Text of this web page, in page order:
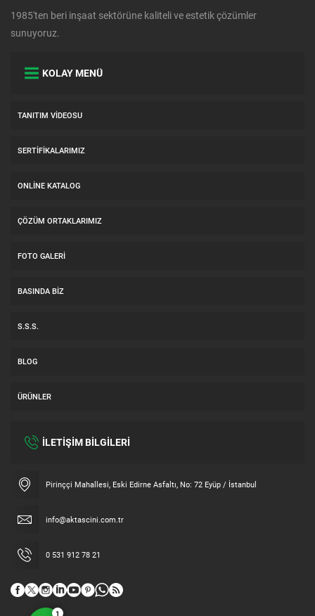
1985'ten beri inşaat sektörüne kaliteli ve estetik çözümler
sunuyoruz.
KOLAY MENÜ
TANITIM VIDEOSU
SERTIFIKALARIMIZ
ONLINE KATALOG
ÇÖZÜM ORTAKLARIMIZ
FOTO GALERI
BASINDA BIZ
S.S.S.
BLOG
ÜRÜNLER
İLETİŞİM BİLGİLERİ
Pirinççi Mahallesi, Eski Edirne Asfaltı, No: 72 Eyüp / İstanbul
info@aktascini.com.tr
0 531 912 78 21
1